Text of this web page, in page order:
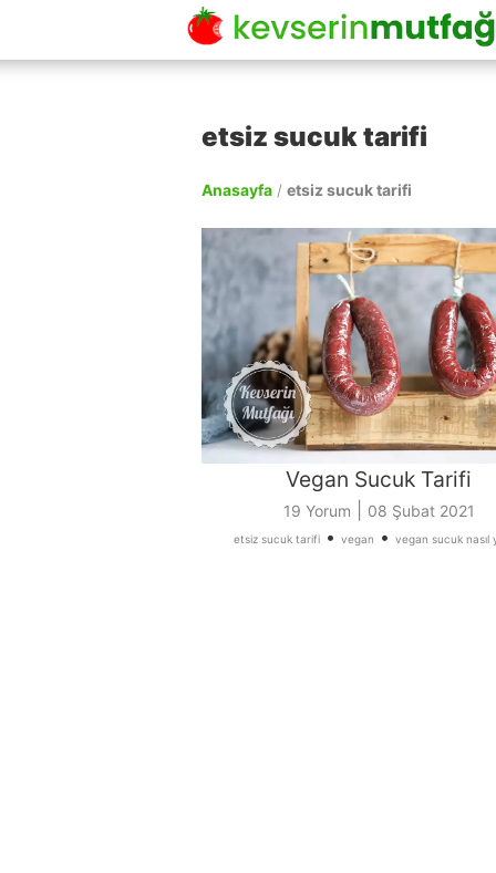
etsiz sucuk tarifi
Anasayfa / etsiz sucuk tarifi
Vegan Sucuk Tarifi
19 Yorum 08 Şubat 2021
etsiz sucuk tarifi • vegan • vegan sucuk nasıl